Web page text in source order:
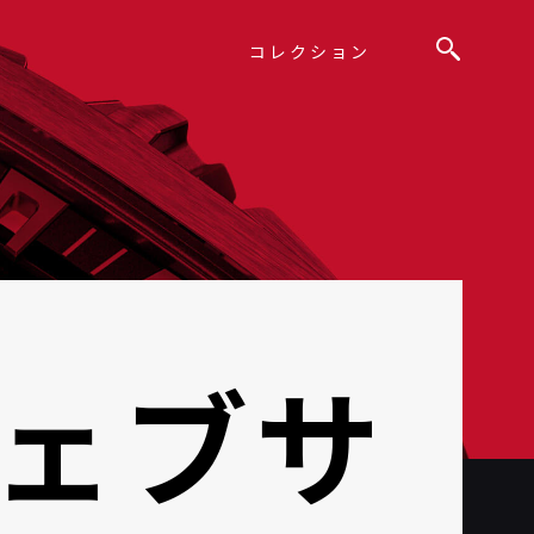
コレクション
ブサ